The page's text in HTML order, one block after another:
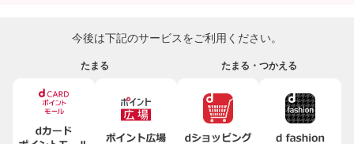
今後は下記のサービスをご利用ください。
たまる たまる・つかえる